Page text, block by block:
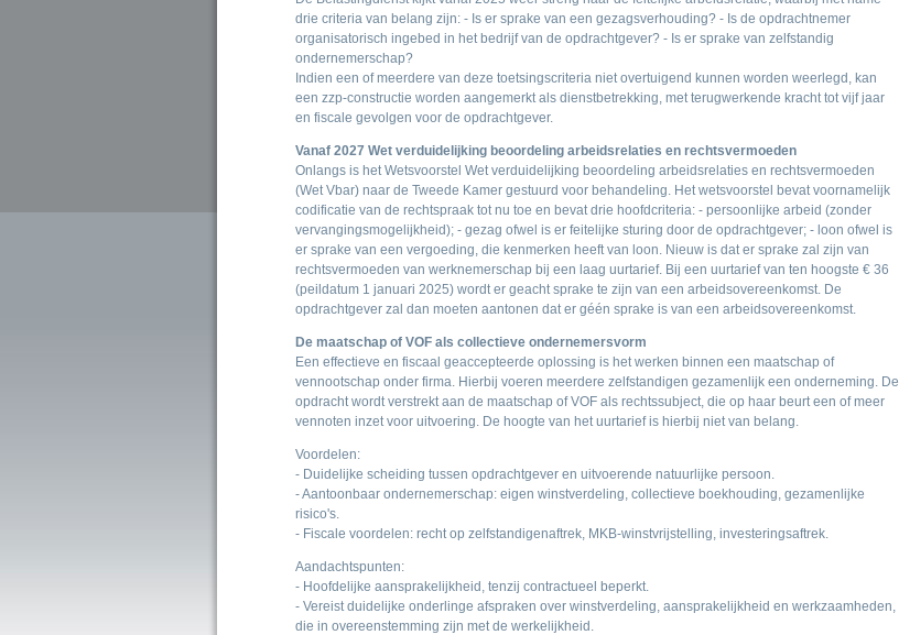
drie criteria van belang zijn: - Is er sprake van een gezagsverhouding? - Is de opdrachtnemer
organisatorisch ingebed in het bedrijf van de opdrachtgever? - Is er sprake van zelfstandig
ondernemerschap?
Indien een of meerdere van deze toetsingscriteria niet overtuigend kunnen worden weerlegd, kan
een zzp-constructie worden aangemerkt als dienstbetrekking, met terugwerkende kracht tot vijf jaar
en fiscale gevolgen voor de opdrachtgever.
Vanaf 2027 Wet verduidelijking beoordeling arbeidsrelaties en rechtsvermoeden
Onlangs is het Wetsvoorstel Wet verduidelijking beoordeling arbeidsrelaties en rechtsvermoeden
(Wet Vbar) naar de Tweede Kamer gestuurd voor behandeling. Het wetsvoorstel bevat voornamelijk
codificatie van de rechtspraak tot nu toe en bevat drie hoofdcriteria: - persoonlijke arbeid (zonder
vervangingsmogelijkheid); - gezag ofwel is er feitelijke sturing door de opdrachtgever; - loon ofwel is
er sprake van een vergoeding, die kenmerken heeft van loon. Nieuw is dat er sprake zal zijn van
rechtsvermoeden van werknemerschap bij een laag uurtarief. Bij een uurtarief van ten hoogste € 36
(peildatum 1 januari 2025) wordt er geacht sprake te zijn van een arbeidsovereenkomst. De
opdrachtgever zal dan moeten aantonen dat er géén sprake is van een arbeidsovereenkomst.
De maatschap of VOF als collectieve ondernemersvorm
Een effectieve en fiscaal geaccepteerde oplossing is het werken binnen een maatschap of
vennootschap onder firma. Hierbij voeren meerdere zelfstandigen gezamenlijk een onderneming. De
opdracht wordt verstrekt aan de maatschap of VOF als rechtssubject, die op haar beurt een of meer
vennoten inzet voor uitvoering. De hoogte van het uurtarief is hierbij niet van belang.
Voordelen:
- Duidelijke scheiding tussen opdrachtgever en uitvoerende natuurlijke persoon.
- Aantoonbaar ondernemerschap: eigen winstverdeling, collectieve boekhouding, gezamenlijke
risico's.
- Fiscale voordelen: recht op zelfstandigenaftrek, MKB-winstvrijstelling, investeringsaftrek.
Aandachtspunten:
- Hoofdelijke aansprakelijkheid, tenzij contractueel beperkt.
- Vereist duidelijke onderlinge afspraken over winstverdeling, aansprakelijkheid en werkzaamheden,
die in overeenstemming zijn met de werkelijkheid.